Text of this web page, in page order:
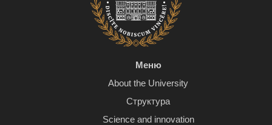
Меню
About the University
Структура
Science and innovation